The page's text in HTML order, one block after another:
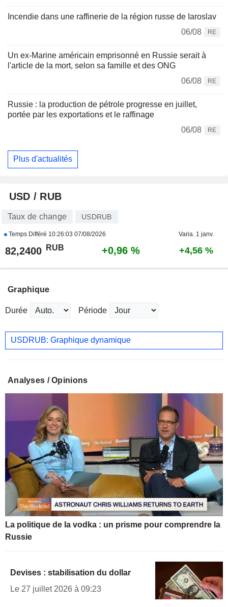
Incendie dans une raffinerie de la région russe de Iaroslav
06/08
RE
Un ex-Marine américain emprisonné en Russie serait à
l'article de la mort, selon sa famille et des ONG
06/08
RE
Russie : la production de pétrole progresse en juillet,
portée par les exportations et le raffinage
06/08
RE
Plus d'actualités
USD / RUB
Taux de change USDRUB
Temps Différé 10:26:03 07/08/2026 Varia. 1 janv.
82,2400 RUB +0,96 % +4,56 %
Graphique
Durée Période
USDRUB: Graphique dynamique
Analyses / Opinions
La politique de la vodka : un prisme pour comprendre la
Russie
Devises : stabilisation du dollar
Le 27 juillet 2026 à 09:23